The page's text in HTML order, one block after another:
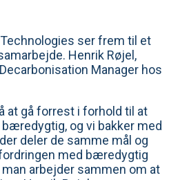
Technologies ser frem til et
Henrik Røjel,
Manager hos
at gå forrest i forhold til at
og vi bakker med
deler de samme mål og
med bæredygtig
arbejder sammen om at